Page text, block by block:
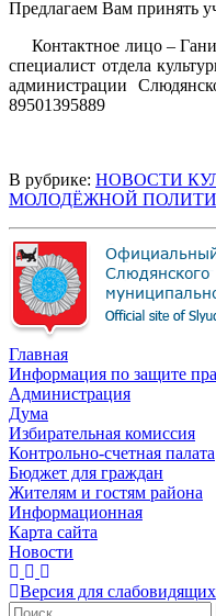
Предлагаем Вам принять
Контактное лицо –
специалист отдела
администрации
89501395889
В рубрике: НОВОСТИ
МОЛОДЁЖНОЙ
Главная
Информация по защите
Администрация
Дума
Избирательная комиссия
Контрольно-счетная палата
Бюджет для граждан
Жителям и гостям района
Информационная
Карта сайта
Новости
Версия для слабовидящих